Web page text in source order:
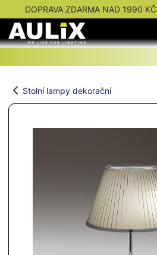
DOPRAVA ZDARMA NAD 1990 KČ
Stolní lampy dekorační